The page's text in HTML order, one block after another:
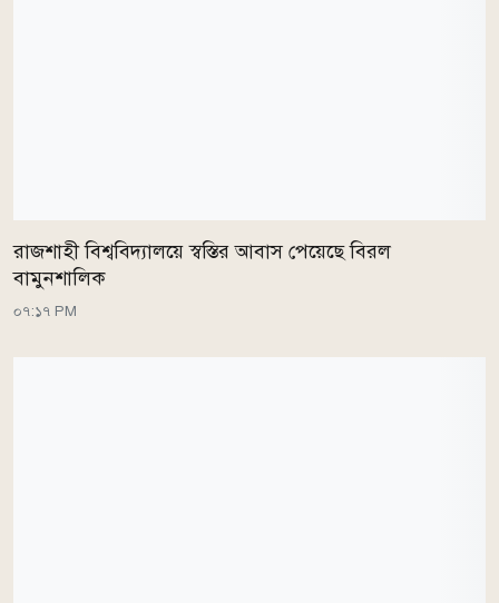
রাজশাহী বিশ্ববিদ্যালয়ে স্বস্তির আবাস পেয়েছে বিরল
বামুনশালিক
০৭:১৭ PM